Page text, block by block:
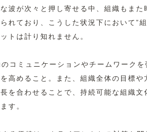
波が次々と押し寄せる中、組織もまた
れており、こうした状況下において”
トは計り知れません。
コミュニケーションやチームワーク
高めること。また、組織全体の目標や
を合わせることで、持続可能な組織文
す。